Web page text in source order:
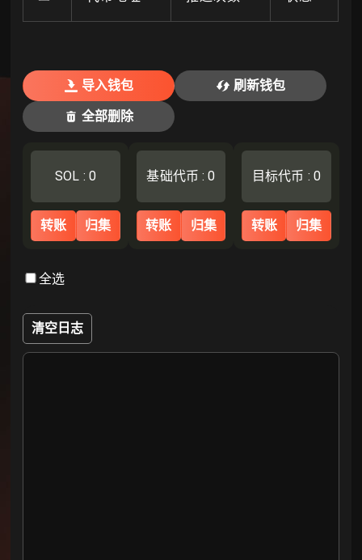
导入钱包 刷新钱包
全部删除
SOL : 0
转账 归集
基础代币 :0
转账 归集
目标代币 : 0
转账 归集
全选
清空日志